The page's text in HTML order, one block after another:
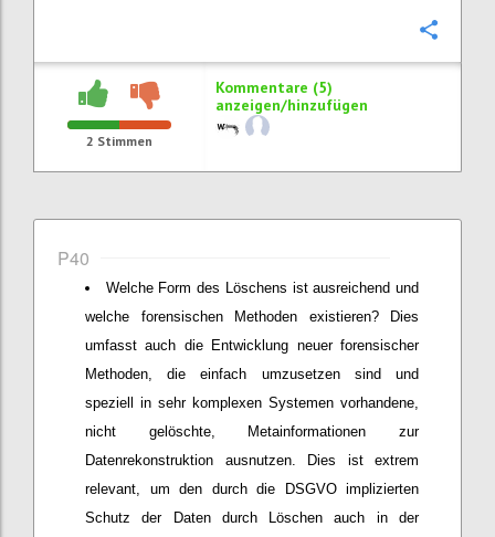
2 Stimmen
Kommentare (5)
anzeigen/hinzufügen
P40
Welche Form des Löschens ist ausreichend und
welche forensischen Methoden existieren? Dies
umfasst auch die Entwicklung neuer forensischer
Methoden, die einfach umzusetzen sind und
speziell in sehr komplexen Systemen vorhandene,
nicht gelöschte, Metainformationen zur
Datenrekonstruktion ausnutzen. Dies ist extrem
relevant, um den durch die DSGVO implizierten
Schutz der Daten durch Löschen auch in der